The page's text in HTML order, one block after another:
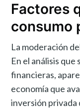
Factores
consumo
La moderación
En el análisis
financieras,
economía que
inversión privada